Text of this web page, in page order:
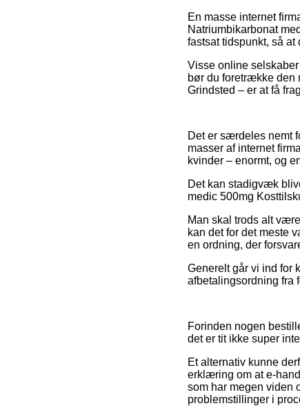
En masse internet
Natriumbikarbonat
fastsat tidspunkt, så at
Visse online
bør du foretrække den
Grindsted – er at få
Det er særdeles nemt
masser af internet
kvinder – enormt, og
Det kan stadigvæk
medic 500mg
Man skal trods alt
kan det for det meste
en ordning, der
Generelt går vi ind for
afbetalingsordning fra
Forinden nogen
det er tit ikke super
Et alternativ kunne
erklæring om at e-
som har megen viden
problemstillinger i